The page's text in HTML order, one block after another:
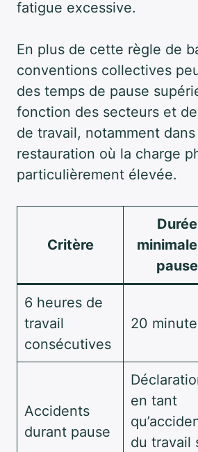
fatigue excessive.
En plus de cette règle de
conventions collectives
des temps de pause
fonction des secteurs et
de travail, notamment
restauration où la charge
particulièrement élevée.
Critère
Durée
pause
6 heures de
travail
consécutives
20
Accidents
durant pause
en tant
du travail